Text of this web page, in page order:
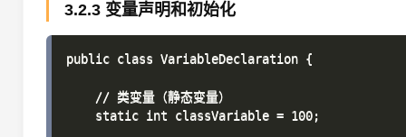
3.2.3 变量声明和初始化
public class VariableDeclaration {
    // 类变量（静态变量）
    static int classVariable = 100;